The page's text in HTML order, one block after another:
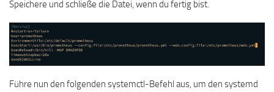
Speichere und schließe die Datei, wenn du fertig bist.
Führe nun den folgenden systemctl-Befehl aus, um den systemd